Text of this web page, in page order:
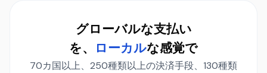
グローバルな支払い
を、
ローカルな感覚で
70カ国以上、250種類以上の決済手段、130種類